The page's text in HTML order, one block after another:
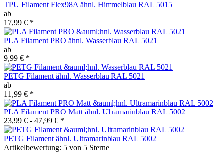
TPU Filament Flex98A ähnl. Himmelblau RAL 5015
ab
17,99 € *
PLA Filament PRO ähnl. Wasserblau RAL 5021
ab
9,99 € *
PETG Filament ähnl. Wasserblau RAL 5021
ab
11,99 € *
PLA Filament PRO Matt ähnl. Ultramarinblau RAL 5002
23,99 € - 47,99 € *
PETG Filament ähnl. Ultramarinblau RAL 5002
Artikelbewertung: 5 von 5 Sterne